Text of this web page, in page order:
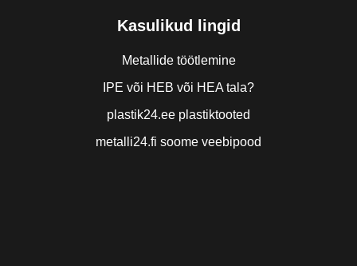
Kasulikud lingid
Metallide töötlemine
IPE või HEB või HEA tala?
plastik24.ee plastiktooted
metalli24.fi soome veebipood